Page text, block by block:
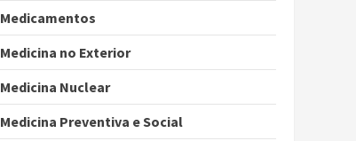
Medicamentos
Medicina no Exterior
Medicina Nuclear
Medicina Preventiva e Social